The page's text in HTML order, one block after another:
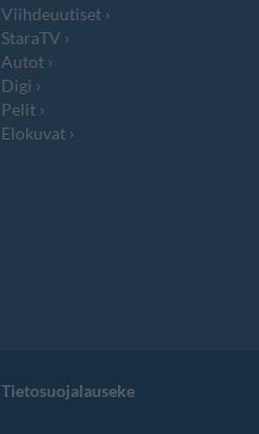
Viihdeuutiset
StaraTV
Autot
Digi
Pelit
Elokuvat
Tietosuojalauseke